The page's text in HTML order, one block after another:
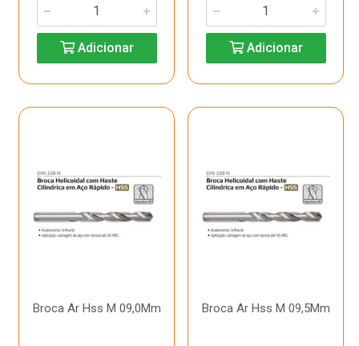
Adicionar Adicionar
Broca Ar Hss M 09,0Mm Broca Ar Hss M 09,5Mm